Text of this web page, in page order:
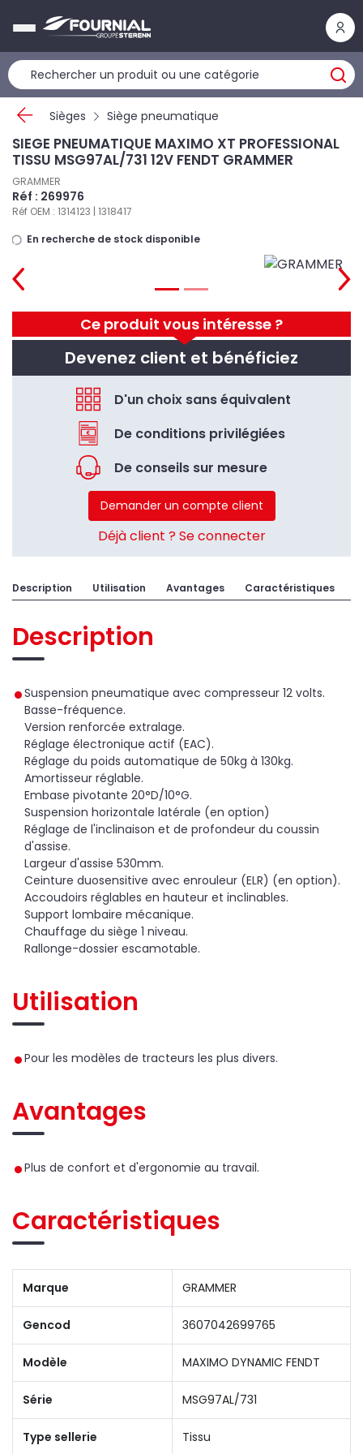
Sièges Siège pneumatique
Ce produit vous intéresse ?
Devenez client et bénéficiez
D'un choix sans équivalent
De conditions privilégiées
De conseils sur mesure
Demander un compte client
Déjà client ? Se connecter
SIEGE PNEUMATIQUE MAXIMO XT PROFESSIONAL
TISSU MSG97AL/731 12V FENDT GRAMMER
GRAMMER
Réf : 269976
Réf OEM : 1314123 | 1318417
En recherche de stock disponible
Description Utilisation Avantages Caractéristiques
Description
Suspension pneumatique avec compresseur 12 volts.
Basse-fréquence.
Version renforcée extralage.
Réglage électronique actif (EAC).
Réglage du poids automatique de 50kg à 130kg.
Amortisseur réglable.
Embase pivotante 20°D/10°G.
Suspension horizontale latérale (en option)
Réglage de l'inclinaison et de profondeur du coussin
d'assise.
Largeur d'assise 530mm.
Ceinture duosensitive avec enrouleur (ELR) (en option).
Accoudoirs réglables en hauteur et inclinables.
Support lombaire mécanique.
Chauffage du siège 1 niveau.
Rallonge-dossier escamotable.
Utilisation
Pour les modèles de tracteurs les plus divers.
Avantages
Plus de confort et d'ergonomie au travail.
Caractéristiques
Marque GRAMMER
Gencod 3607042699765
Modèle MAXIMO DYNAMIC FENDT
Série MSG97AL/731
Type sellerie Tissu